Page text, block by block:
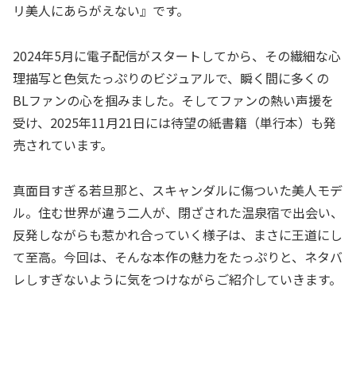
リ美人にあらがえない』です。
2024年5月に電子配信がスタートしてから、その繊細な心
理描写と色気たっぷりのビジュアルで、瞬く間に多くの
BLファンの心を掴みました。そしてファンの熱い声援を
受け、2025年11月21日には待望の紙書籍（単行本）も発
売されています。
真面目すぎる若旦那と、スキャンダルに傷ついた美人モデ
ル。住む世界が違う二人が、閉ざされた温泉宿で出会い、
反発しながらも惹かれ合っていく様子は、まさに王道にし
て至高。今回は、そんな本作の魅力をたっぷりと、ネタバ
レしすぎないように気をつけながらご紹介していきます。